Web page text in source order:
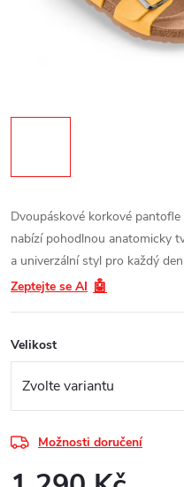
Dvoupáskové korkové
nabízí pohodlnou anatomicky
a univerzální styl pro každý den
Zeptejte se AI 🤖
Velikost
Možnosti doručení